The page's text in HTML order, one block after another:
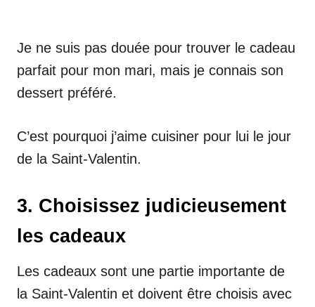
Je ne suis pas douée pour trouver le cadeau
parfait pour mon mari, mais je connais son
dessert préféré.
C’est pourquoi j’aime cuisiner pour lui le jour
de la Saint-Valentin.
3. Choisissez judicieusement
les cadeaux
Les cadeaux sont une partie importante de
la Saint-Valentin et doivent être choisis avec